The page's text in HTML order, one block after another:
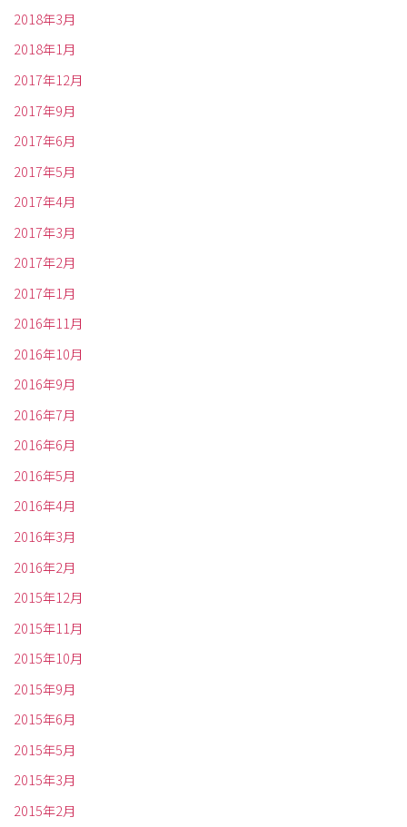
2018年3月
2018年1月
2017年12月
2017年9月
2017年6月
2017年5月
2017年4月
2017年3月
2017年2月
2017年1月
2016年11月
2016年10月
2016年9月
2016年7月
2016年6月
2016年5月
2016年4月
2016年3月
2016年2月
2015年12月
2015年11月
2015年10月
2015年9月
2015年6月
2015年5月
2015年3月
2015年2月